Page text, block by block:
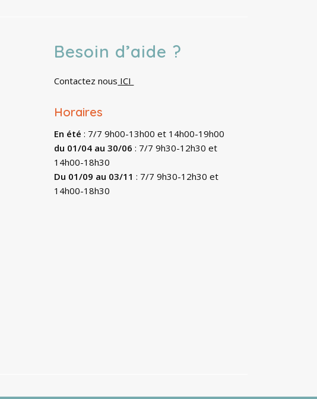
Besoin d’aide ?
Contactez nous ICI
Horaires
En été : 7/7 9h00-13h00 et 14h00-19h00
du 01/04 au 30/06 : 7/7 9h30-12h30 et
14h00-18h30
Du 01/09 au 03/11 : 7/7 9h30-12h30 et
14h00-18h30